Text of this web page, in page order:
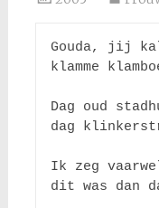
Gouda, jij
klamme
Dag oud
dag
Ik zeg
dit was dan